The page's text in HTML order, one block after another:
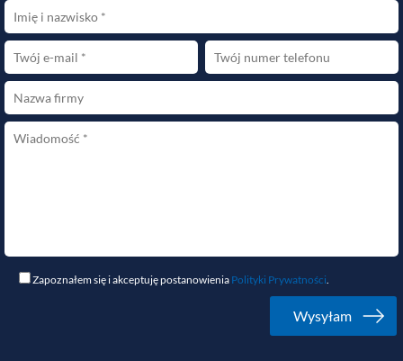
Zapoznałem się i akceptuję postanowienia Polityki Prywatności